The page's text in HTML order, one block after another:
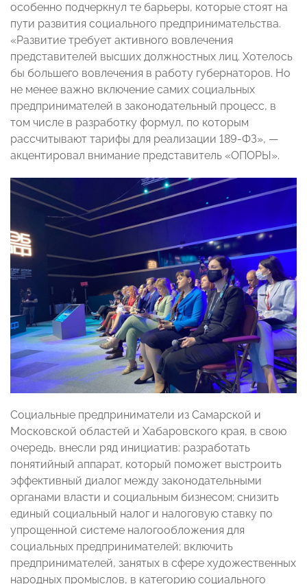
особенно подчеркнул те барьеры, которые стоят на
пути развития социального предпринимательства.
«Развитие требует активного вовлечения
представителей высших должностных лиц. Хотелось
бы большего вовлечения в работу губернаторов. Но
не менее важно включение самих социальных
предпринимателей в законодательный процесс, в
том числе в разработку формул, по которым
рассчитывают тарифы для реализации 189-ФЗ», —
акцентировал внимание представитель «ОПОРЫ».
Социальные предприниматели из Самарской и
Московской областей и Хабаровского края, в свою
очередь, внесли ряд инициатив: разработать
понятийный аппарат, который поможет выстроить
эффективный диалог между законодательными
органами власти и социальным бизнесом; снизить
единый социальный налог и налоговую ставку по
упрощенной системе налогообложения для
социальных предпринимателей; включить
предпринимателей, занятых в сфере художественных
народных промыслов, в категорию социального